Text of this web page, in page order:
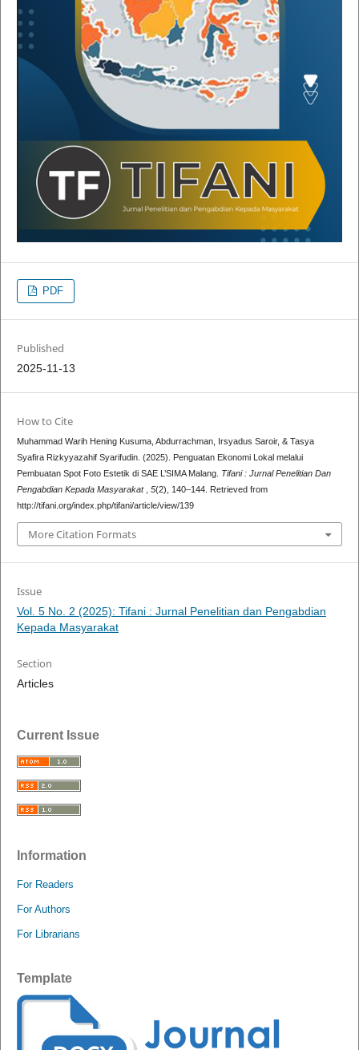
PDF
Published
2025-11-13
How to Cite
Muhammad Warih Hening Kusuma, Abdurrachman, Irsyadus Saroir, & Tasya
Syafira Rizkyyazahif Syarifudin. (2025). Penguatan Ekonomi Lokal melalui
Pembuatan Spot Foto Estetik di SAE L’SIMA Malang. Tifani : Jurnal Penelitian Dan
Pengabdian Kepada Masyarakat
5(2), 140–144. Retrieved from
http://tifani.org/index.php/tifani/article/view/139
More Citation Formats
Issue
Vol. 5 No. 2 (2025): Tifani : Jurnal Penelitian dan Pengabdian
Kepada Masyarakat
Section
Articles
Current Issue
Information
For Readers
For Authors
For Librarians
Template